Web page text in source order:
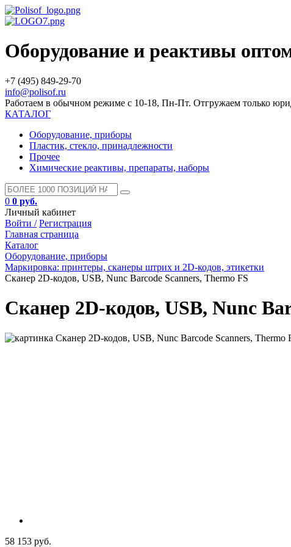
Оборудование и реактивы
+7 (495) 849-29-70
info@polisof.ru
Работаем в обычном режиме с 10-18, Пн-Пт. Отгружаем только
КАТАЛОГ
Оборудование, приборы
Пластик, стекло, принадлежности
Прочее
Химические реактивы, препараты, наборы
0 0 руб.
Личный кабинет
Войти / Регистрация
Главная страница
Каталог
Оборудование, приборы
Маркировка: принтеры, сканеры штрих и 2D-кодов, этикетки
Сканер 2D-кодов, USB, Nunc Barcode Scanners, Thermo FS
Сканер 2D-кодов, USB, Nunc
58 153 руб.